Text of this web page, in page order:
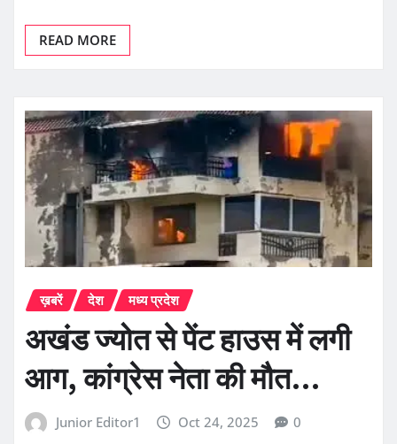
READ MORE
ख़बरें देश मध्य प्रदेश
अखंड ज्योत से पेंट हाउस में लगी
आग, कांग्रेस नेता की मौत…
Junior Editor1 Oct 24, 2025 0